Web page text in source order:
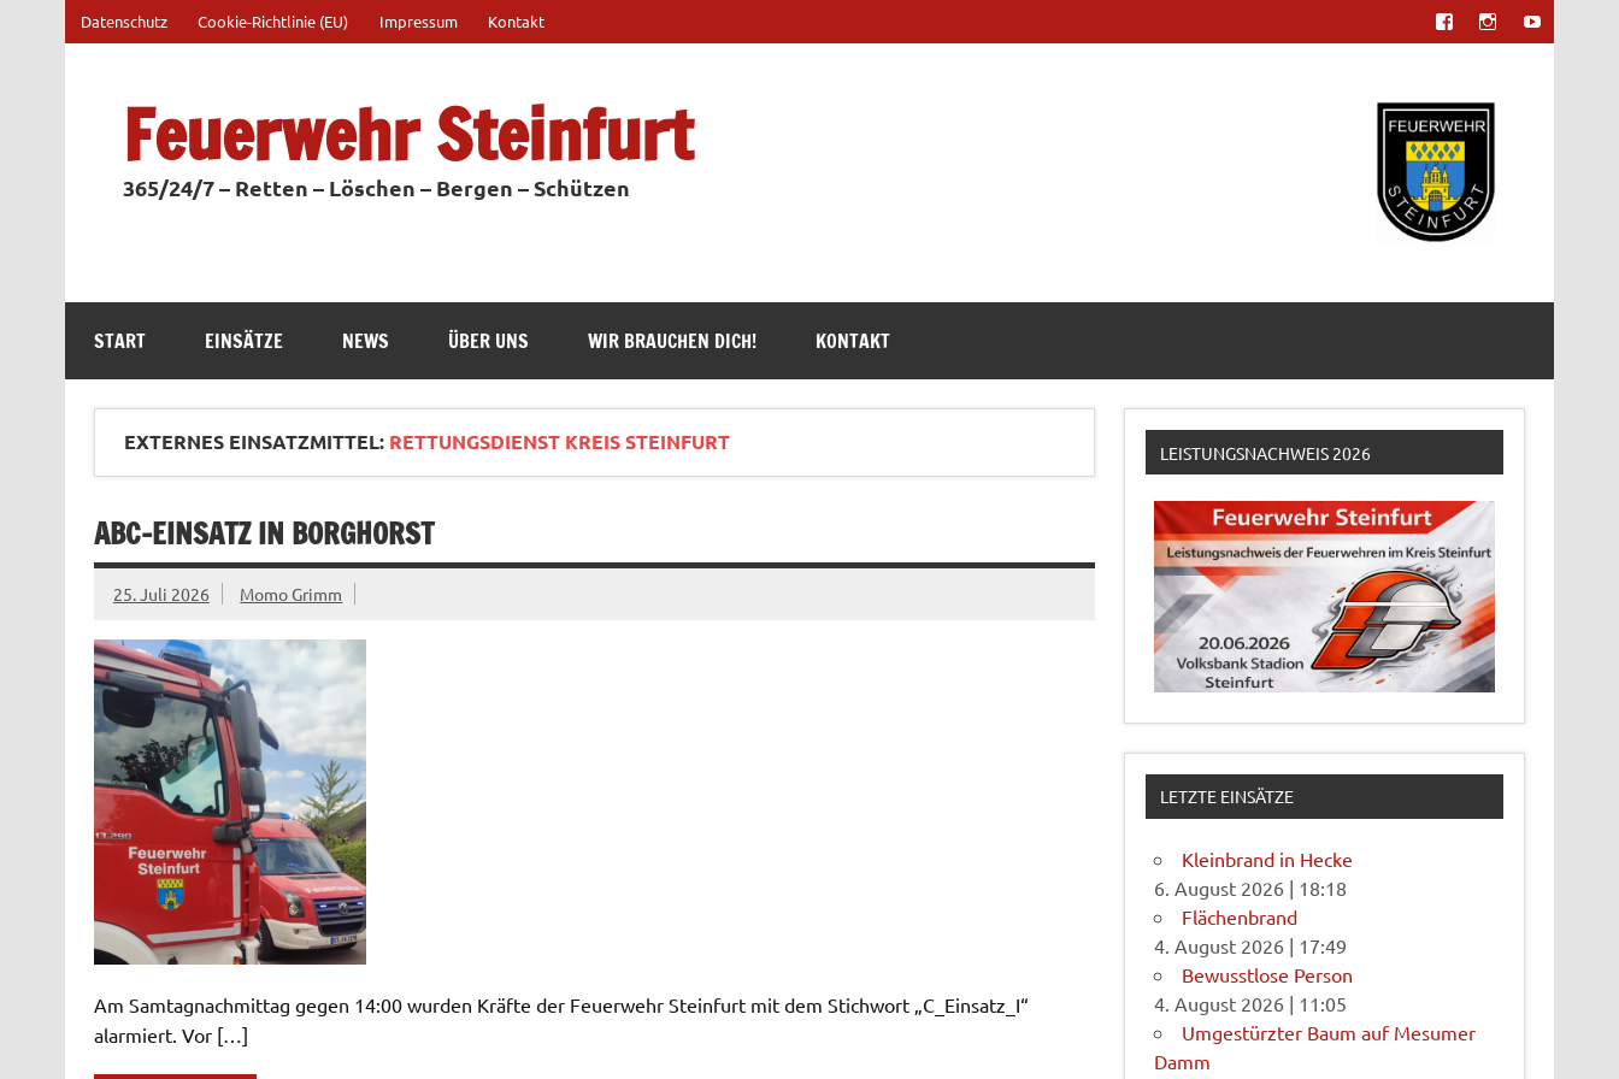
springen
Datenschutz Cookie-Richtlinie (EU) Impressum Kontakt
Feuerwehr Steinfurt
365/24/7 – Retten – Löschen – Bergen – Schützen
START EINSÄTZE NEWS ÜBER UNS WIR BRAUCHEN DICH! KONTAKT
EXTERNES EINSATZMITTEL: RETTUNGSDIENST KREIS STEINFURT
ABC-EINSATZ IN BORGHORST
25. Juli 2026 Momo Grimm
Am Samtagnachmittag gegen 14:00 wurden Kräfte der Feuerwehr Steinfurt mit dem Stichwort „C_Einsatz_I“
alarmiert. Vor […]
LEISTUNGSNACHWEIS 2026
LETZTE EINSÄTZE
Kleinbrand in Hecke
6. August 2026 | 18:18
Flächenbrand
4. August 2026 | 17:49
Bewusstlose Person
4. August 2026 | 11:05
Umgestürzter Baum auf Mesumer
Damm